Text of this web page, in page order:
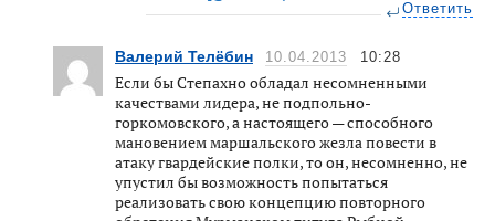
Ответить
Валерий Телёбин 10.04.2013 10:28
Если бы Степахно обладал несомненными
качествами лидера, не подпольно-
горкомовского, а настоящего — способного
мановением маршальского жезла повести в
атаку гвардейские полки, то он, несомненно, не
упустил бы возможность попытаться
реализовать свою концепцию повторного